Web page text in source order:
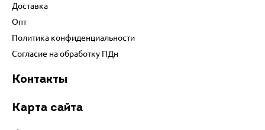
Доставка
Опт
Политика конфиденциальности
Согласие на обработку ПДн
Контакты
Карта сайта